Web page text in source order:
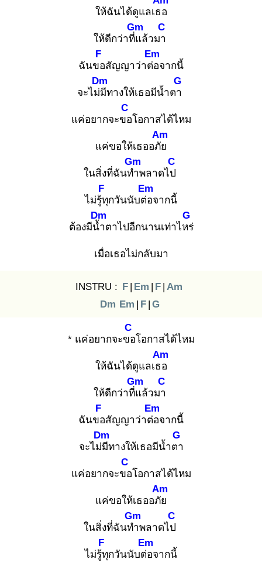
ให้ฉันได้ดูแลเธอ
ให้ดีกว่าที่แ
Gm
ล้วมา
C
ฉันขอ
F
สัญญาว่าต่อ
Em
จากนี้
จะไม่มี
Dm
ทางให้เธอมีน้ำตา
G
แค่อยากจะขอ
C
โอกาสได้ไหม
แค่ขอให้เธออภัย
Am
ในสิ่งที่ฉันทำ
Gm
พลาดไป
C
ไม่รู้ทุ
F
กวันนับต่อ
Em
จากนี้
ต้องมีน้ำ
Dm
ตาไปอีกนานเท่าไหร่
G
เมื่อเธอไม่กลับมา
INSTRU : F | Em | F | Am
Dm Em | F | G
* แค่อยากจะขอ
C
โอกาสได้ไหม
ให้ฉันได้ดูแลเธอ
Am
ให้ดีกว่าที่แ
Gm
ล้วมา
C
ฉันขอ
F
สัญญาว่าต่อ
Em
จากนี้
จะไม่มี
Dm
ทางให้เธอมีน้ำตา
G
แค่อยากจะขอ
C
โอกาสได้ไหม
แค่ขอให้เธออภัย
Am
ในสิ่งที่ฉันทำ
Gm
พลาดไป
C
ไม่รู้ทุ
F
กวันนับต่อ
Em
จากนี้